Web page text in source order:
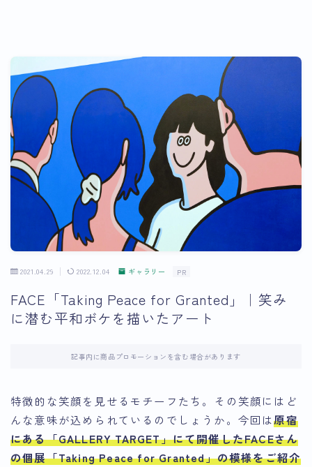
2021.04.29 2022.12.04 ギャラリー PR
FACE「Taking Peace for Granted」｜笑み
に潜む平和ボケを描いたアート
記事内に商品プロモーションを含む場合があります
特徴的な笑顔を見せるモチーフたち。その笑顔にはど
んな意味が込められているのでしょうか。今回は原宿
にある「GALLERY TARGET」にて開催したFACEさん
の個展「Taking Peace for Granted」の模様をご紹介